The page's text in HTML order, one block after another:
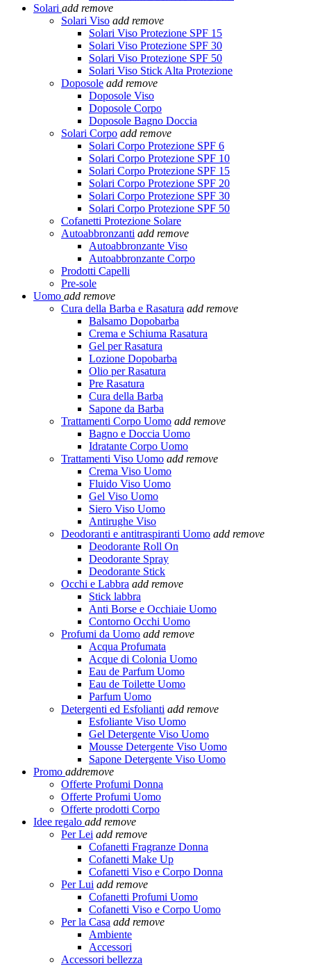
Solari add remove
Solari Viso add remove
Solari Viso Protezione SPF 15
Solari Viso Protezione SPF 30
Solari Viso Protezione SPF 50
Solari Viso Stick Alta Protezione
Doposole add remove
Doposole Viso
Doposole Corpo
Doposole Bagno Doccia
Solari Corpo add remove
Solari Corpo Protezione SPF 6
Solari Corpo Protezione SPF 10
Solari Corpo Protezione SPF 15
Solari Corpo Protezione SPF 20
Solari Corpo Protezione SPF 30
Solari Corpo Protezione SPF 50
Cofanetti Protezione Solare
Autoabbronzanti add remove
Autoabbronzante Viso
Autoabbronzante Corpo
Prodotti Capelli
Pre-sole
Uomo add remove
Cura della Barba e Rasatura add remove
Balsamo Dopobarba
Crema e Schiuma Rasatura
Gel per Rasatura
Lozione Dopobarba
Olio per Rasatura
Pre Rasatura
Cura della Barba
Sapone da Barba
Trattamenti Corpo Uomo add remove
Bagno e Doccia Uomo
Idratante Corpo Uomo
Trattamenti Viso Uomo add remove
Crema Viso Uomo
Fluido Viso Uomo
Gel Viso Uomo
Siero Viso Uomo
Antirughe Viso
Deodoranti e antitraspiranti Uomo add remove
Deodorante Roll On
Deodorante Spray
Deodorante Stick
Occhi e Labbra add remove
Stick labbra
Anti Borse e Occhiaie Uomo
Contorno Occhi Uomo
Profumi da Uomo add remove
Acqua Profumata
Acque di Colonia Uomo
Eau de Parfum Uomo
Eau de Toilette Uomo
Parfum Uomo
Detergenti ed Esfolianti add remove
Esfoliante Viso Uomo
Gel Detergente Viso Uomo
Mousse Detergente Viso Uomo
Sapone Detergente Viso Uomo
Promo addremove
Offerte Profumi Donna
Offerte Profumi Uomo
Offerte prodotti Corpo
Idee regalo add remove
Per Lei add remove
Cofanetti Fragranze Donna
Cofanetti Make Up
Cofanetti Viso e Corpo Donna
Per Lui add remove
Cofanetti Profumi Uomo
Cofanetti Viso e Corpo Uomo
Per la Casa add remove
Ambiente
Accessori
Accessori bellezza